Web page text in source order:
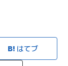
はてブ